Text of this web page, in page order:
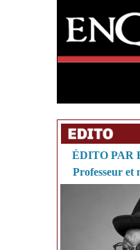
ÉDITO PAR
Professeur et